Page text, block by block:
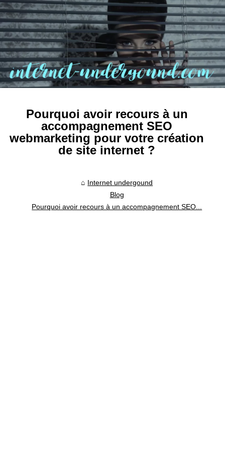
Pourquoi avoir recours à un
accompagnement SEO
webmarketing pour votre création
de site internet ?
Internet undergound
Blog
Pourquoi avoir recours à un accompagnement SEO...